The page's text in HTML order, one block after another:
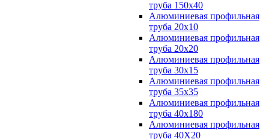
труба 150х40
Алюминиевая профильная
труба 20х10
Алюминиевая профильная
труба 20х20
Алюминиевая профильная
труба 30х15
Алюминиевая профильная
труба 35х35
Алюминиевая профильная
труба 40х180
Алюминиевая профильная
труба 40Х20